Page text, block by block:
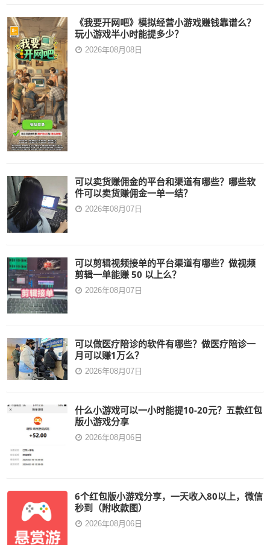
《我要开网吧》模拟经营小游戏赚钱靠谱么？
玩小游戏半小时能提多少？
2026年08月08日
可以卖货赚佣金的平台和渠道有哪些？哪些软
件可以卖货赚佣金一单一结？
2026年08月07日
可以剪辑视频接单的平台渠道有哪些？做视频
剪辑一单能赚 50 以上么？
2026年08月07日
可以做医疗陪诊的软件有哪些？做医疗陪诊一
月可以赚1万么？
2026年08月07日
什么小游戏可以一小时能提10-20元？五款红包
版小游戏分享
2026年08月06日
6个红包版小游戏分享，一天收入80以上，微信
秒到（附收款图）
2026年08月06日